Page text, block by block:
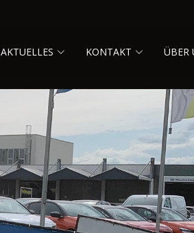
AKTUELLES KONTAKT ÜBER